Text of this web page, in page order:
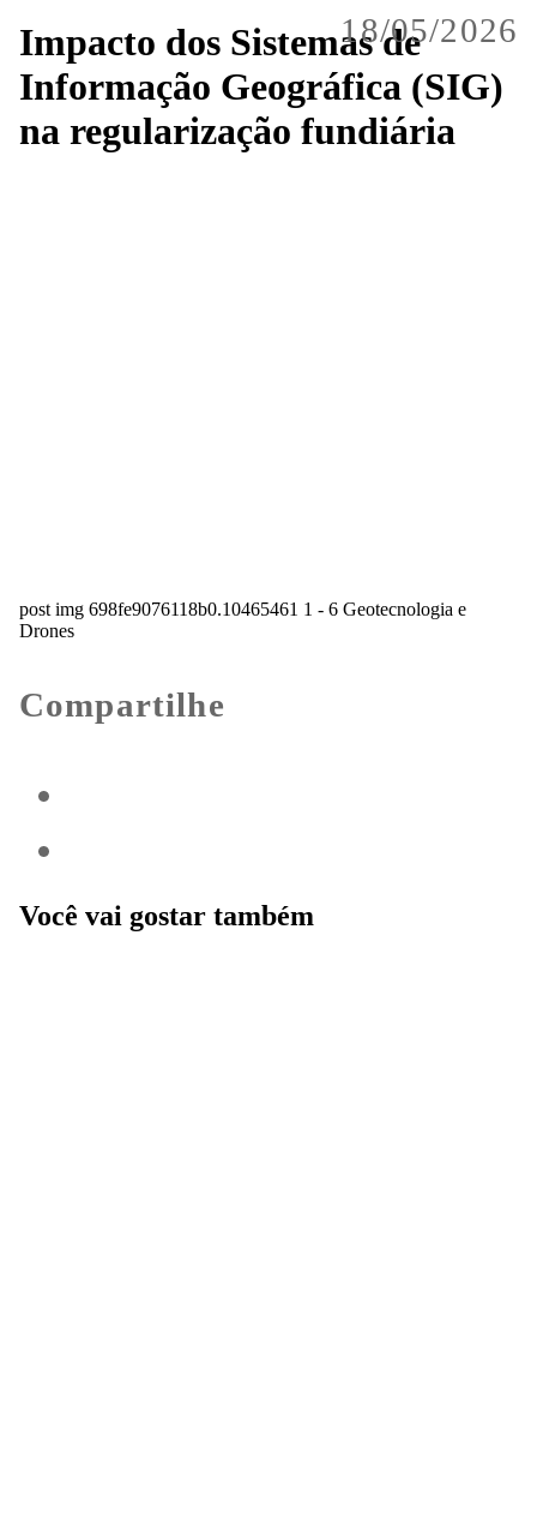
18/05/2026
Impacto dos Sistemas de
Informação Geográfica (SIG)
na regularização fundiária
post img 698fe9076118b0.10465461 1 - 6 Geotecnologia e
Drones
Compartilhe
Você vai gostar também